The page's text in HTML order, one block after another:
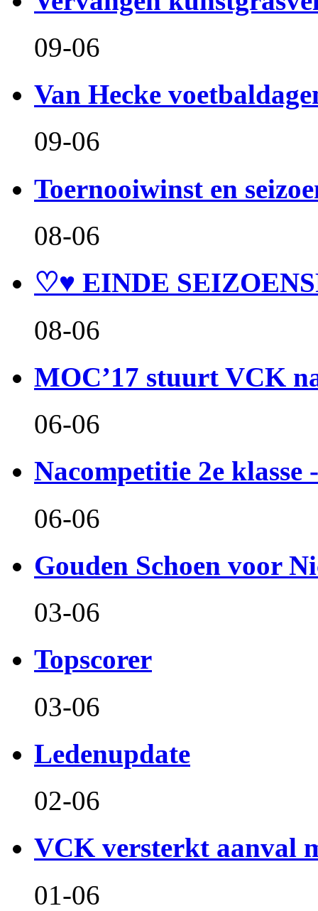
09-06
Van Hecke
09-06
Toernooiwinst en
08-06
♡♥ EINDE
08-06
MOC’17 stuurt VCK
06-06
Nacompetitie 2e klasse
06-06
Gouden Schoen voor
03-06
Topscorer
03-06
Ledenupdate
02-06
VCK versterkt aanval
01-06